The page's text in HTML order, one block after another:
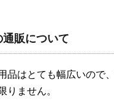
販について
品はとても幅広いので
りません。